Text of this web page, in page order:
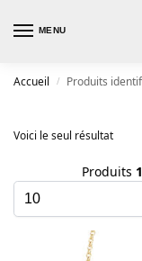
MENU
Accueil / Produits
Voici le seul résultat
Produits